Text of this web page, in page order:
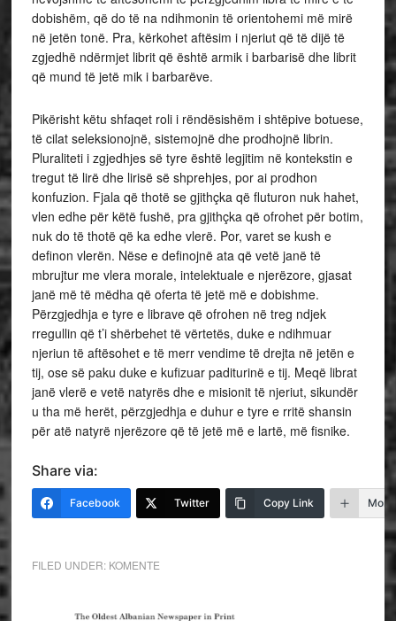
dobishëm, që do të na ndihmonin të orientohemi më mirë
në jetën tonë. Pra, kërkohet aftësim i njeriut që të dijë të
zgjedhë ndërmjet librit që është armik i barbarisë dhe librit
që mund të jetë mik i barbarëve.
Pikërisht këtu shfaqet roli i rëndësishëm i shtëpive botuese,
të cilat seleksionojnë, sistemojnë dhe prodhojnë librin.
Pluraliteti i zgjedhjes së tyre është legjitim në kontekstin e
tregut të lirë dhe lirisë së shprehjes, por ai prodhon
konfuzion. Fjala që thotë se gjithçka që fluturon nuk hahet,
vlen edhe për këtë fushë, pra gjithçka që ofrohet për botim,
nuk do të thotë që ka edhe vlerë. Por, varet se kush e
definon vlerën. Nëse e definojnë ata që vetë janë të
mbrujtur me vlera morale, intelektuale e njerëzore, gjasat
janë më të mëdha që oferta të jetë më e dobishme.
Përzgjedhja e tyre e librave që ofrohen në treg ndjek
rregullin që t’i shërbehet të vërtetës, duke e ndihmuar
njeriun të aftësohet e të merr vendime të drejta në jetën e
tij, ose së paku duke e kufizuar paditurinë e tij. Meqë librat
janë vlerë e vetë natyrës dhe e misionit të njeriut, sikundër
u tha më herët, përzgjedhja e duhur e tyre e rritë shansin
për atë natyrë njerëzore që të jetë më e lartë, më fisnike.
Share via:
Facebook Twitter Copy Link More
FILED UNDER: KOMENTE